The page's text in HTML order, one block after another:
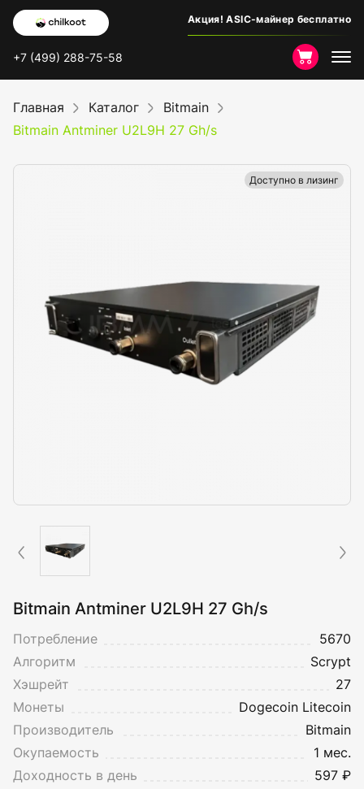
Акция! ASIC-майнер бесплатно
+7 (499) 288-75-58
Главная Каталог
Bitmain
Bitmain Antminer U2L9H 27 Gh/s
Доступно в лизинг
Bitmain Antminer U2L9H 27 Gh/s
Потребление
5670
Алгоритм
Scrypt
Хэшрейт
27
Монеты
Dogecoin Litecoin
Производитель
Bitmain
Окупаемость
1 мес.
Доходность в день
597 ₽